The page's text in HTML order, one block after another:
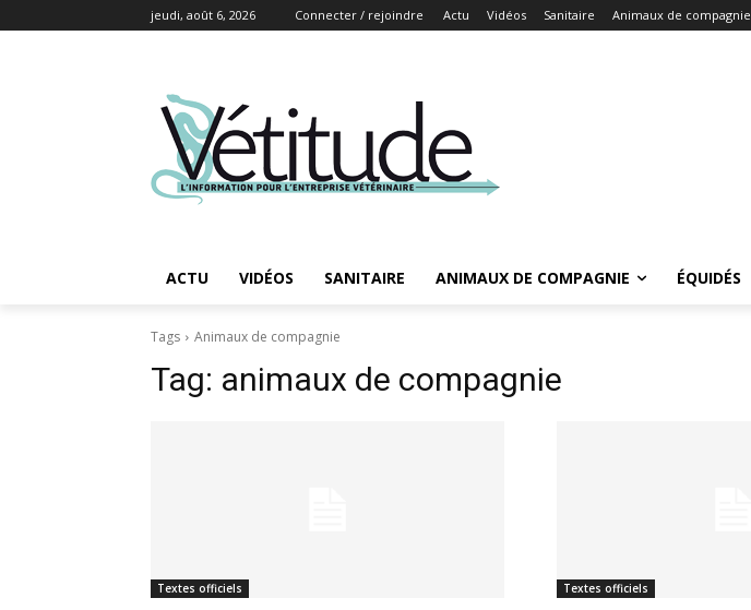
jeudi, août 6, 2026 Connecter / rejoindre Actu Vidéos Sanitaire Animaux de compagnie
ACTU VIDÉOS SANITAIRE ANIMAUX DE COMPAGNIE ÉQUIDÉS
Tags Animaux de compagnie
Tag: animaux de compagnie
Textes officiels Textes officiels